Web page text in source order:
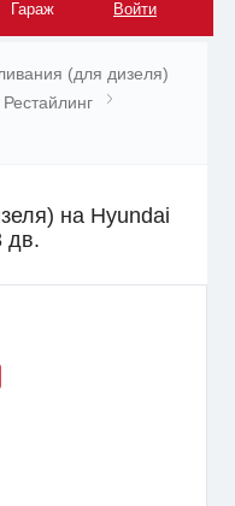
Гараж Войти
(для дизеля)
на Hyundai
дв.